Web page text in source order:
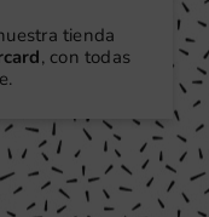
tienda
, con todas